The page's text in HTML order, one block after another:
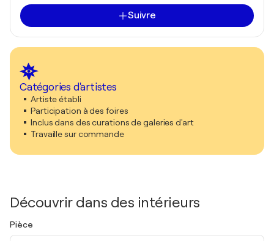
Suivre
Catégories d'artistes
Artiste établi
Participation à des foires
Inclus dans des curations de galeries d'art
Travaille sur commande
Découvrir dans des intérieurs
Pièce